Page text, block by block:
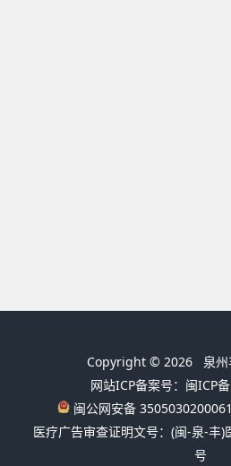
Copyright © 2026 泉
网站ICP备案号：闽ICP
闽公网安备
医疗广告审查证明文号：(闽-泉-丰
号